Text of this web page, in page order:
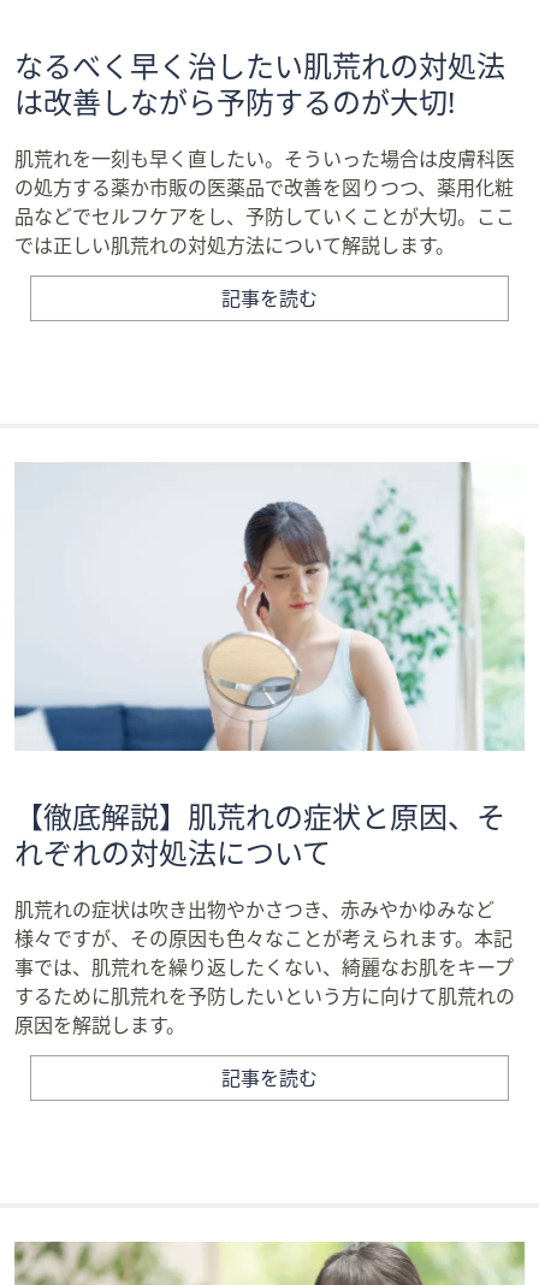
なるべく早く治したい肌荒れの対処法
は改善しながら予防するのが大切!
肌荒れを一刻も早く直したい。そういった場合は皮膚科医
の処方する薬か市販の医薬品で改善を図りつつ、薬用化粧
品などでセルフケアをし、予防していくことが大切。ここ
では正しい肌荒れの対処方法について解説します。
記事を読む
【徹底解説】肌荒れの症状と原因、そ
れぞれの対処法について
肌荒れの症状は吹き出物やかさつき、赤みやかゆみなど
様々ですが、その原因も色々なことが考えられます。本記
事では、肌荒れを繰り返したくない、綺麗なお肌をキープ
するために肌荒れを予防したいという方に向けて肌荒れの
原因を解説します。
記事を読む